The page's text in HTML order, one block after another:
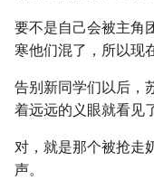
要不是自己会被主角
寒他们混了，所以现
告别新同学们以后，
着远远的义眼就看见
对，就是那个被抢走
声。